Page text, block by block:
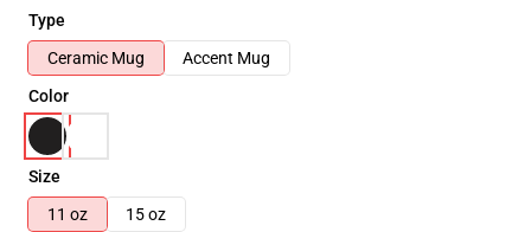
Type
Ceramic Mug
Accent Mug
Color
Size
11 oz
15 oz